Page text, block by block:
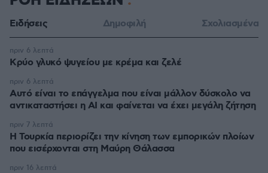
Ειδήσεις Δημοφιλή Σχολιασμένα
Κρύο γλυκό ψυγείου με κρέμα και ζελέ
πριν 6 λεπτά
Αυτό είναι το επάγγελμα που είναι μάλλον δύσκολο να
αντικαταστήσει η AI και φαίνεται να έχει μεγάλη ζήτηση
πριν 6 λεπτά
Η Τουρκία περιορίζει την κίνηση των εμπορικών πλοίων
που εισέρχονται στη Μαύρη Θάλασσα
πριν 7 λεπτά
πριν 16 λεπτά